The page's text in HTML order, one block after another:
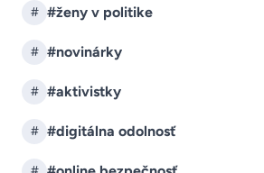
# #ženy v politike
# #novinárky
# #aktivistky
# #digitálna odolnosť